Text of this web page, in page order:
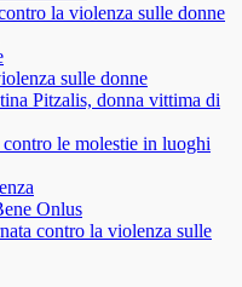
la violenza sulle donne
sulle donne
Pitzalis, donna vittima di
le molestie in luoghi
Onlus
contro la violenza sulle